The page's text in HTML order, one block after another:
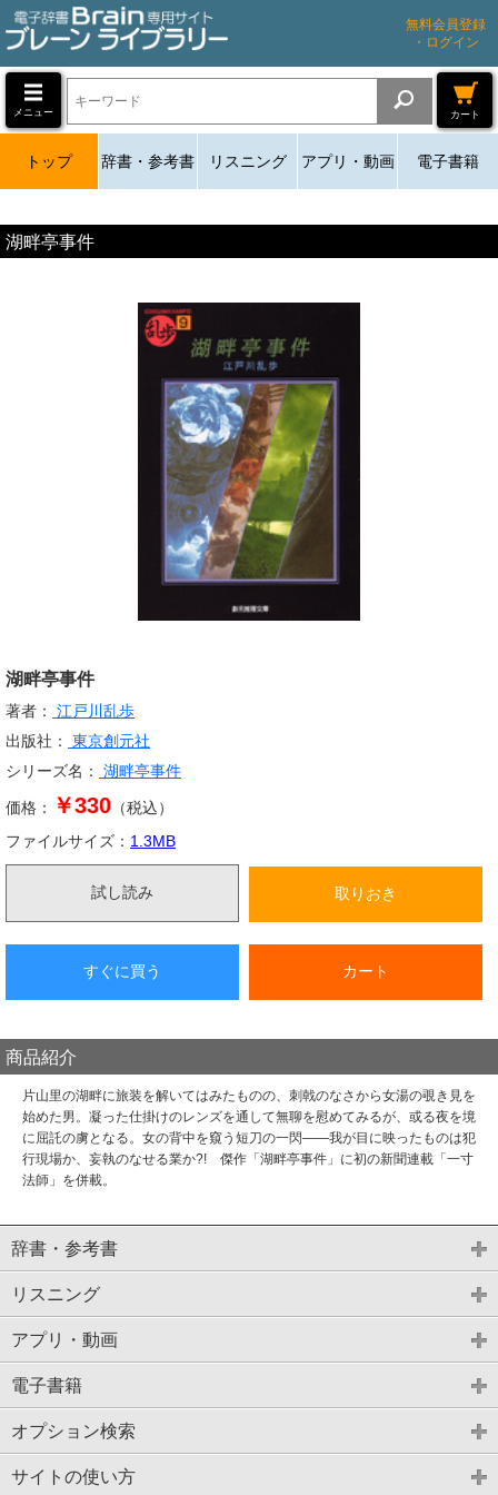
無料会員登録
・ログイン
メニュー カート
トップ 辞書・参考書 リスニング アプリ・動画 電子書籍
湖畔亭事件
湖畔亭事件
著者：
江戸川乱歩
出版社：
東京創元社
シリーズ名：
湖畔亭事件
価格： ￥330 （税込）
ファイルサイズ： 1.3MB
試し読み 取りおき
すぐに買う カート
商品紹介
片山里の湖畔に旅装を解いてはみたものの、刺戟のなさから女湯の覗き見を
始めた男。凝った仕掛けのレンズを通して無聊を慰めてみるが、或る夜を境
に屈託の虜となる。女の背中を窺う短刀の一閃――我が目に映ったものは犯
行現場か、妄執のなせる業か?! 傑作「湖畔亭事件」に初の新聞連載「一寸
法師」を併載。
辞書・参考書
リスニング
アプリ・動画
電子書籍
オプション検索
サイトの使い方